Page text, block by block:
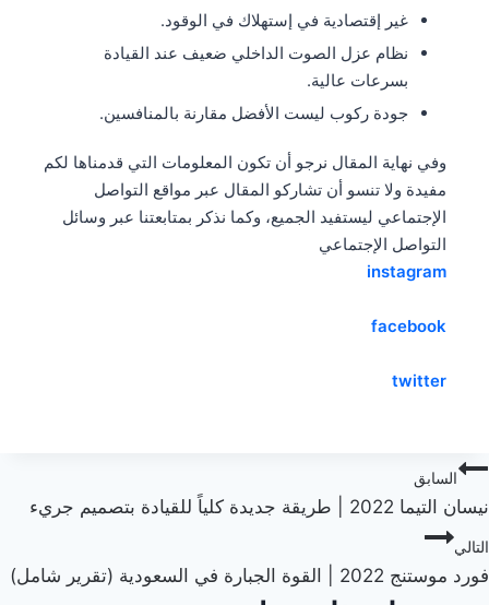
غير إقتصادية في إستهلاك في الوقود.
نظام عزل الصوت الداخلي ضعيف عند القيادة
بسرعات عالية.
جودة ركوب ليست الأفضل مقارنة بالمنافسين.
وفي نهاية المقال نرجو أن تكون المعلومات التي قدمناها لكم
مفيدة ولا تنسو أن تشاركو المقال عبر مواقع التواصل
الإجتماعي ليستفيد الجميع، وكما نذكر بمتابعتنا عبر وسائل
التواصل الإجتماعي
instagram
facebook
twitter
تصفّح
المقالات
السابق
نيسان التيما 2022 | طريقة جديدة كلياً للقيادة بتصميم جريء
التالي
فورد موستنج 2022 | القوة الجبارة في السعودية (تقرير شامل)